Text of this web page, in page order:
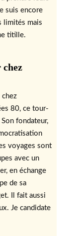
suis encore
limités mais
titille.
chez
chez
80, ce tour-
fondateur,
voyages sont
avec un
en échange
de sa
Il fait aussi
Je candidate